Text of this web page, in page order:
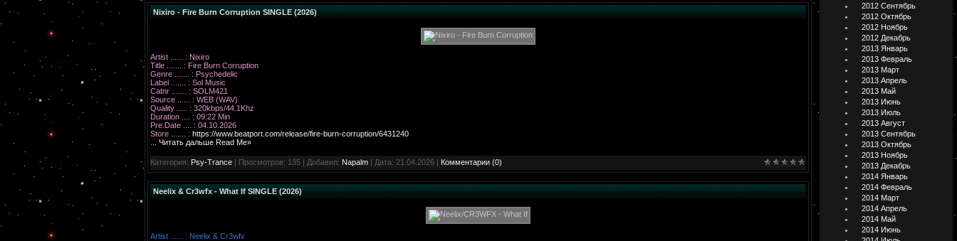
Nixiro - Fire Burn Corruption SINGLE (2026)
Artist ...... : Nixiro
Title ....... : Fire Burn Corruption
Genre ....... : Psychedelic
Label ....... : Sol Music
Catnr ....... : SOLM421
Source ...... : WEB (WAV)
Quality ..... : 320kbps/44.1Khz
Duration .... : 09:22 Min
Pre.Date .... : 04.10.2026
Store ....... : https://www.beatport.com/release/fire-burn-corruption/6431240
Читать дальше Read Me»
Категория: Psy-Trance | Просмотров: 135 | Добавил: Napalm | Дата: 21.04.2026 | Комментарии (0)
Neelix & Cr3wfx - What If SINGLE (2026)
Artist ...... : Neelix & Cr3wfx
2012 Сентябрь
2012 Октябрь
2012 Ноябрь
2012 Декабрь
2013 Январь
2013 Февраль
2013 Март
2013 Апрель
2013 Май
2013 Июнь
2013 Июль
2013 Август
2013 Сентябрь
2013 Октябрь
2013 Ноябрь
2013 Декабрь
2014 Январь
2014 Февраль
2014 Март
2014 Апрель
2014 Май
2014 Июнь